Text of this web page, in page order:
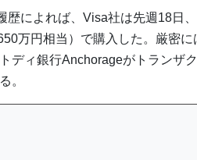
によれば、Visa社は先週18日、
万円相当）で購入した。厳密に
ディ銀行Anchorageがトランザ
。